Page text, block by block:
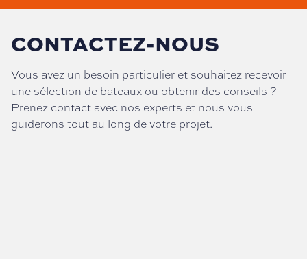
CONTACTEZ-NOUS
Vous avez un besoin particulier et souhaitez recevoir
une sélection de bateaux ou obtenir des conseils ?
Prenez contact avec nos experts et nous vous
guiderons tout au long de votre projet.